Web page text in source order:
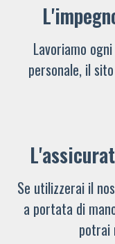
Lavoriamo
personale, il
Se utilizzerai il
a portata di
potrai